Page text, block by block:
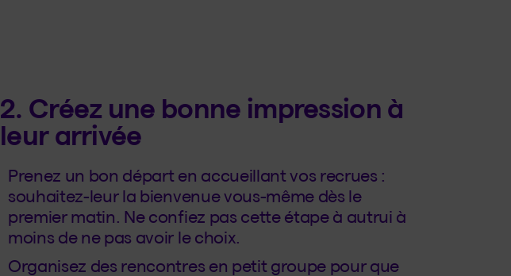
2. Créez une bonne impression à
leur arrivée
Prenez un bon départ en accueillant vos recrues :
souhaitez-leur la bienvenue vous-même dès le
premier matin. Ne confiez pas cette étape à autrui à
moins de ne pas avoir le choix.
Organisez des rencontres en petit groupe pour que